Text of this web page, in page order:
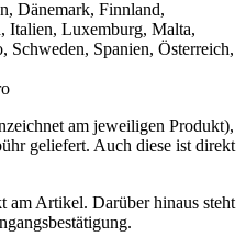
Dänemark, Finnland,
Italien, Luxemburg, Malta,
Schweden, Spanien, Österreich,
am jeweiligen Produkt),
geliefert. Auch diese ist direkt
am Artikel. Darüber hinaus steht